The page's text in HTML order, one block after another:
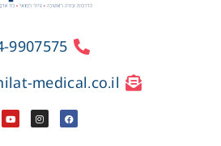
9907575
medical.co.il